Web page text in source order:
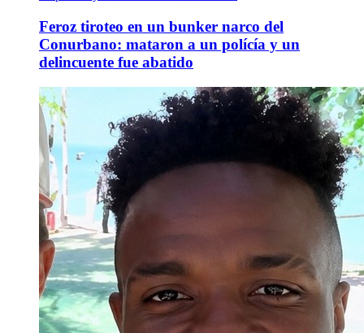
Feroz tiroteo en un bunker narco del
Conurbano: mataron a un polícía y un
delincuente fue abatido